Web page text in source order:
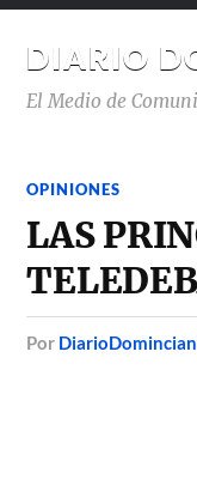
DIARIO
El Medio de
OPINIONES
LAS
por